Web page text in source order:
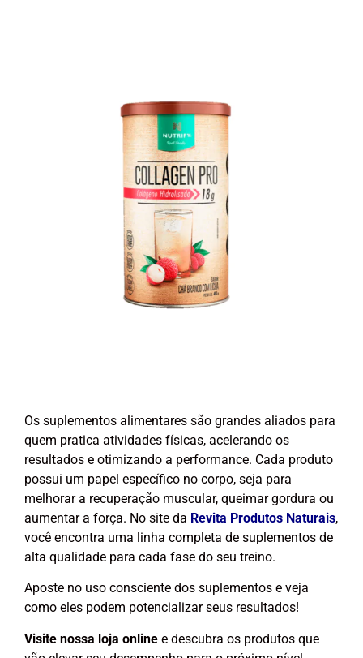
Os suplementos alimentares são grandes aliados para
quem pratica atividades físicas, acelerando os
resultados e otimizando a performance. Cada produto
possui um papel específico no corpo, seja para
melhorar a recuperação muscular, queimar gordura ou
aumentar a força. No site da Revita Produtos Naturais,
você encontra uma linha completa de suplementos de
alta qualidade para cada fase do seu treino.
Aposte no uso consciente dos suplementos e veja
como eles podem potencializar seus resultados!
Visite nossa loja online e descubra os produtos que